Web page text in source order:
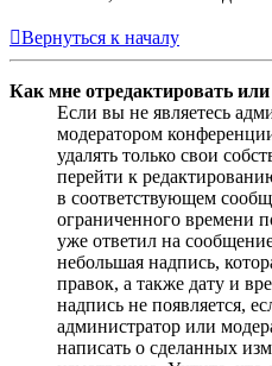
Вернуться к началу
Как мне отредактировать
Если вы не являетесь
модератором
удалять только свои
перейти к
в соответствующем
ограниченного времени
уже ответил на
небольшая надпись,
правок, а также дату и
надпись не появляется,
администратор или
написать о сделанных